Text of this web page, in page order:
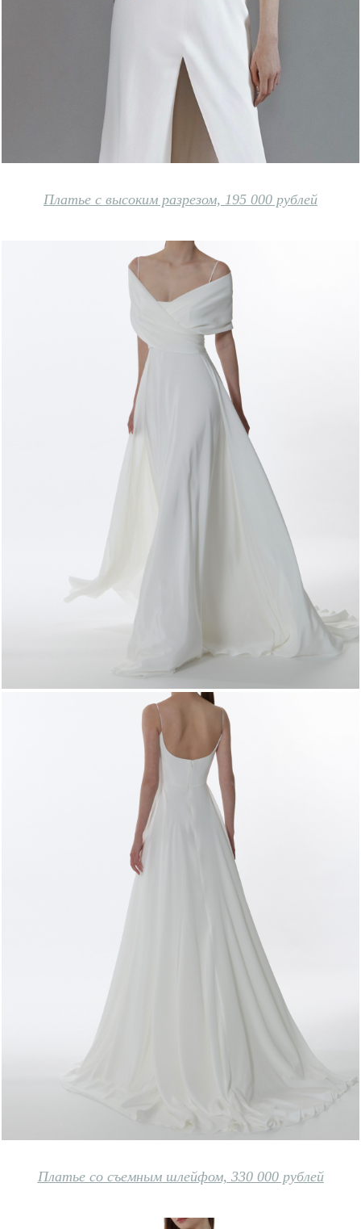
Платье с высоким разрезом, 195 000 рублей
Платье со съемным шлейфом, 330 000 рублей